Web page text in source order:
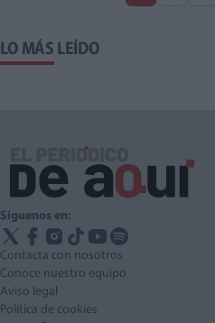
LO MÁS LEÍDO
Síguenos en:
Contacta con nosotros
Conoce nuestro equipo
Aviso legal
Política de cookies